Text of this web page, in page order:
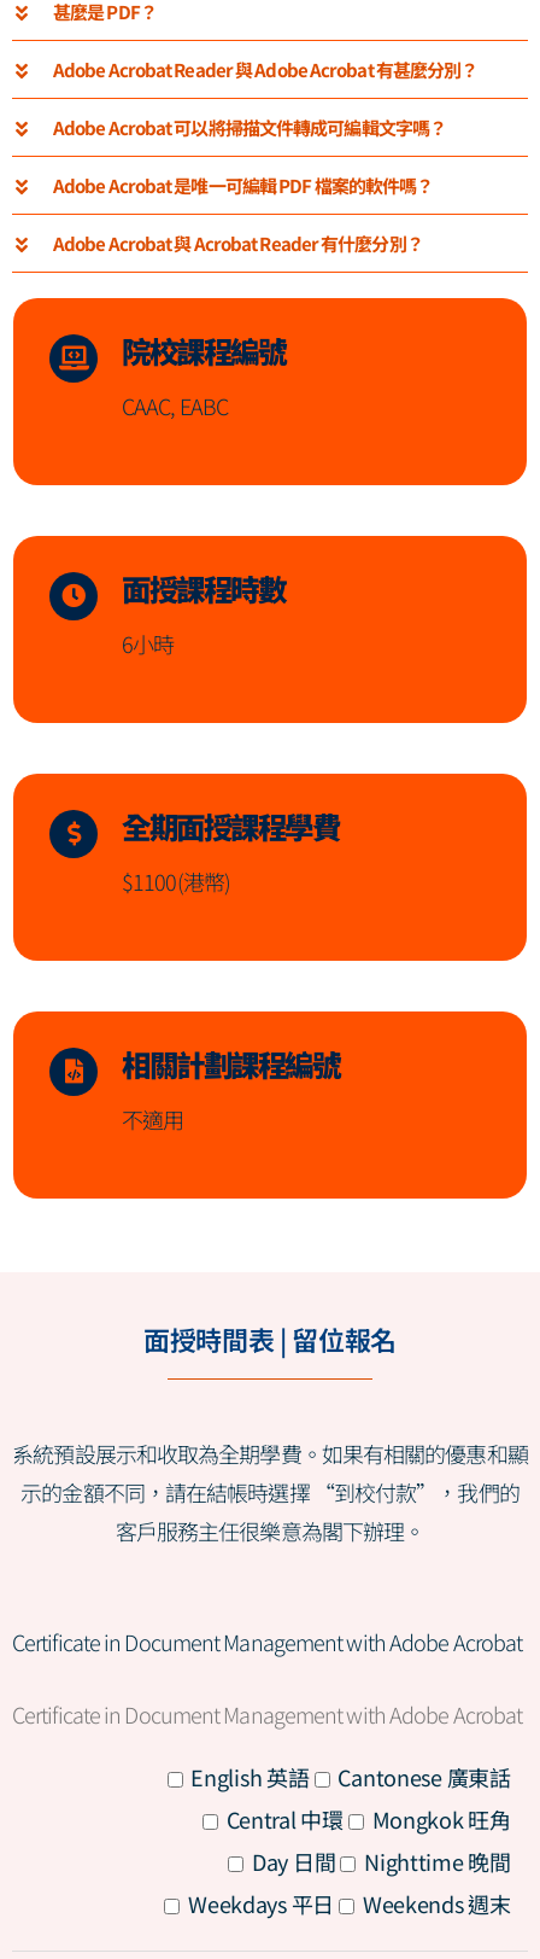
甚麼是 PDF？
Adobe Acrobat Reader 與 Adobe Acrobat 有甚麼分別？
Adobe Acrobat 可以將掃描文件轉成可編輯文字嗎？
Adobe Acrobat 是唯一可編輯 PDF 檔案的軟件嗎？
Adobe Acrobat 與 Acrobat Reader 有什麼分別？
院校課程編號
CAAC, EABC
面授課程時數
6小時
全期面授課程學費
$1100(港幣)
相關計劃課程編號
不適用
面授時間表 | 留位報名
系統預設展示和收取為全期學費。如果有相關的優惠和顯
示的金額不同，請在結帳時選擇 “到校付款”，我們的
客戶服務主任很樂意為閣下辦理。
Certificate in Document Management with Adobe Acrobat
Certificate in Document Management with Adobe Acrobat
All English 英語
Cantonese 廣東話
All Central 中環
Mongkok 旺角
All Day 日間
Nighttime 晚間
All Weekdays 平日 Weekends 週末